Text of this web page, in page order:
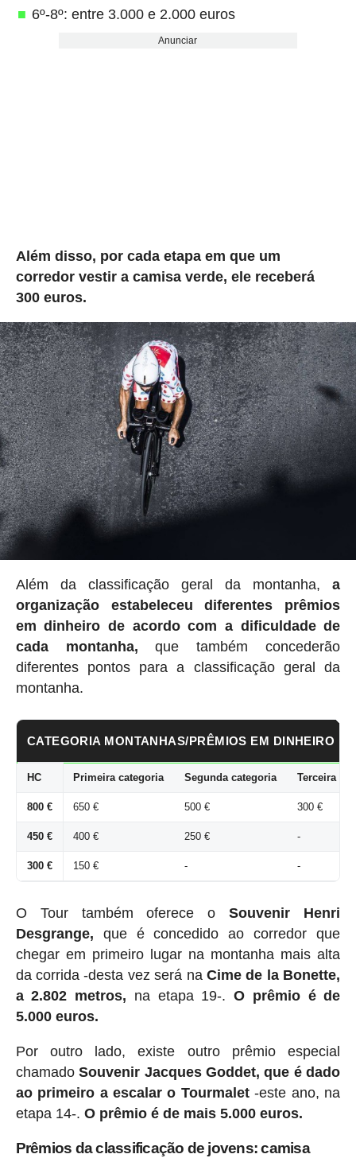
6º-8º: entre 3.000 e 2.000 euros
Anunciar
Além disso, por cada etapa em que um
corredor vestir a camisa verde, ele receberá
300 euros.
Além da classificação geral da montanha,a
organização estabeleceu
diferentes prêmios
em dinheiro de acordo com a dificuldade de
cada montanha, que também concederão
diferentes pontos para a classificação geral da
montanha.
CATEGORIA MONTANHAS/PRÊMIOS EM DINHEIRO
HC Primeira categoria Segunda categoria Terceira
800 € 650 € 500 € 300 €
450 € 400 € 250 € -
300 € 150 € - -
O Tour também oferece oSouvenir Henri
Desgrange, que é concedido ao corredor que
chegar em primeiro lugar na montanha mais alta
da corrida -desta vez será naCime de la Bonette,
a 2.802 metros, na etapa 19-.O prêmio é de
5.000 euros.
Por outro lado, existe outro prêmio especial
chamadoSouvenir Jacques Goddet, que é dado
ao primeiro a escalar o Tourmalet-este ano, na
etapa 14-. O prêmio é de mais 5.000 euros.
Prêmios da classificação de jovens: camisa